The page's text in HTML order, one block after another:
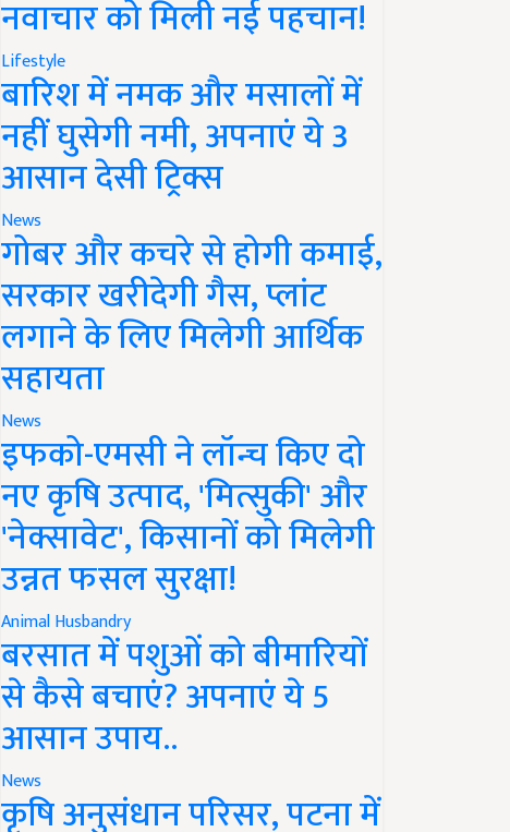
नवाचार को मिली नई पहचान!
Lifestyle
बारिश में नमक और मसालों में
नहीं घुसेगी नमी, अपनाएं ये 3
आसान देसी ट्रिक्स
News
गोबर और कचरे से होगी कमाई,
सरकार खरीदेगी गैस, प्लांट
लगाने के लिए मिलेगी आर्थिक
सहायता
News
इफको-एमसी ने लॉन्च किए दो
नए कृषि उत्पाद, 'मित्सुकी' और
'नेक्सावेट', किसानों को मिलेगी
उन्नत फसल सुरक्षा!
Animal Husbandry
बरसात में पशुओं को बीमारियों
से कैसे बचाएं? अपनाएं ये 5
आसान उपाय..
News
कृषि अनुसंधान परिसर, पटना में